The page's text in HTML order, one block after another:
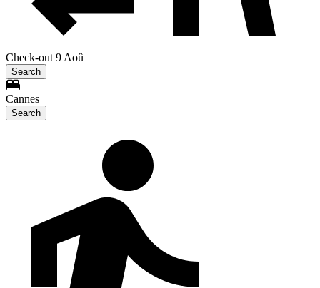
Check-out 9 Aoû
Search
Cannes
Search